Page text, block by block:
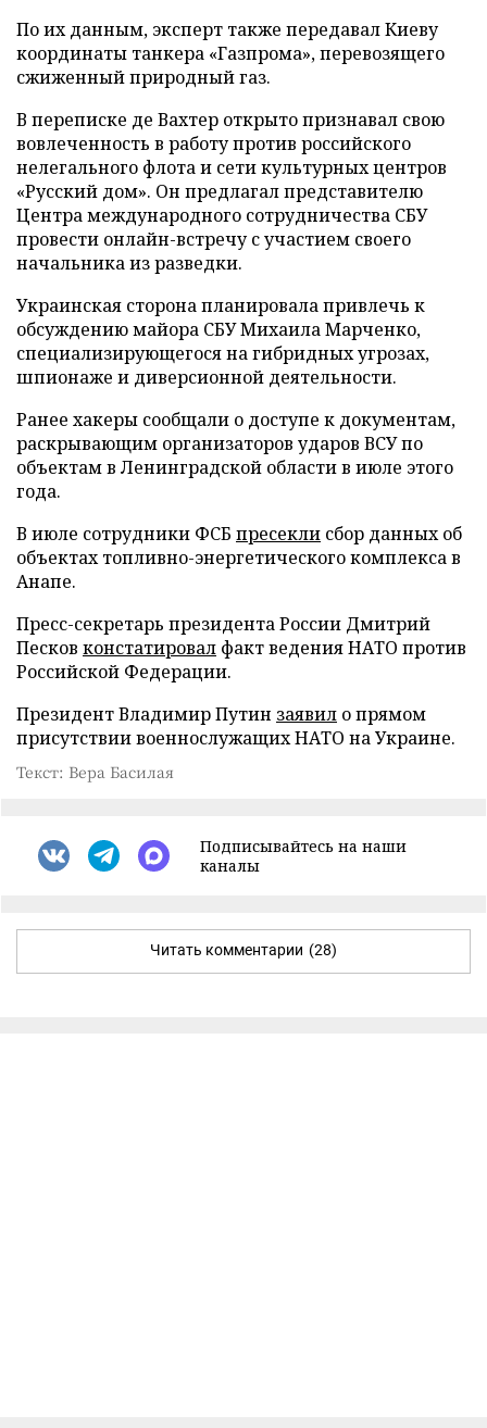
По их данным, эксперт также передавал Киеву
координаты танкера «Газпрома», перевозящего
сжиженный природный газ.
В переписке де Вахтер открыто признавал свою
вовлеченность в работу против российского
нелегального флота и сети культурных центров
«Русский дом». Он предлагал представителю
Центра международного сотрудничества СБУ
провести онлайн-встречу с участием своего
начальника из разведки.
Украинская сторона планировала привлечь к
обсуждению майора СБУ Михаила Марченко,
специализирующегося на гибридных угрозах,
шпионаже и диверсионной деятельности.
Ранее хакеры сообщали о доступе к документам,
раскрывающим организаторов ударов ВСУ по
объектам в Ленинградской области в июле этого
года.
В июле сотрудники ФСБ пресекли сбор данных об
объектах топливно-энергетического комплекса в
Анапе.
Пресс-секретарь президента России Дмитрий
Песков констатировал факт ведения НАТО против
Российской Федерации.
Президент Владимир Путин заявил о прямом
присутствии военнослужащих НАТО на Украине.
Текст: Вера Басилая
Подписывайтесь на наши
каналы
Читать комментарии (28)